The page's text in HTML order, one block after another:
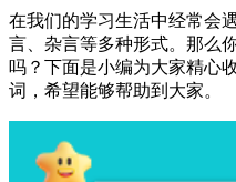
在我们的学习生活中经常会
言、杂言等多种形式。那么
吗？下面是小编为大家精心
词，希望能够帮助到大家。